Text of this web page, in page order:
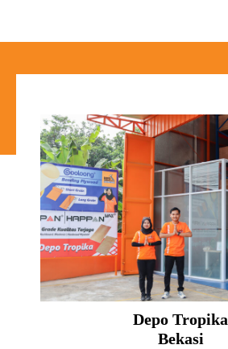
Depo Tropika
Bekasi